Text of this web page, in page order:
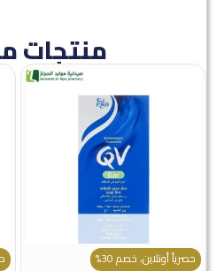
منتجات
أونلاين، خصم 30%
حصرياً